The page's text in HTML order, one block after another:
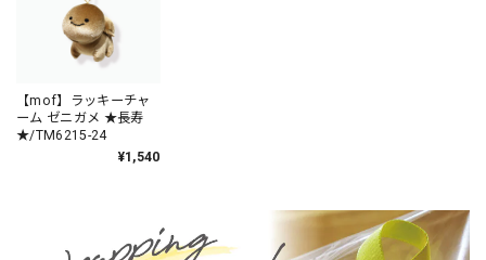
【mof】ラッキーチャ
ーム ゼニガメ ★長寿
★/TM6215-24
¥1,540